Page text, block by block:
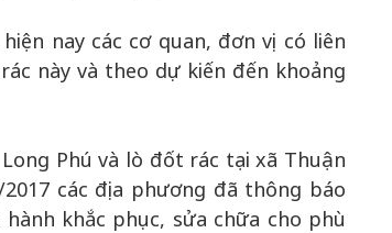
nay các cơ quan, đơn vị có liên
này và theo dự kiến đến khoảng
Phú và lò đốt rác tại xã Thuận
các địa phương đã thông báo
khắc phục, sửa chữa cho phù
tạo | Kỳ 3: Hội nhập
quốc tế bằng bản lĩnh
hòa bình thể
quyết định